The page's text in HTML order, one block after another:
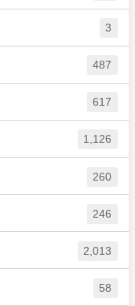
3
487
617
1,126
260
246
2,013
58